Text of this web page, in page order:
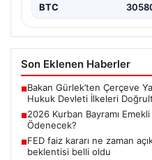
BTC
Son Eklenen Haberler
■Bakan Gürlek’ten Çerçeve
Hukuk Devleti İlkeleri
■2026 Kurban Bayramı
Ödenecek?
■FED faiz kararı ne zaman
beklentisi belli oldu